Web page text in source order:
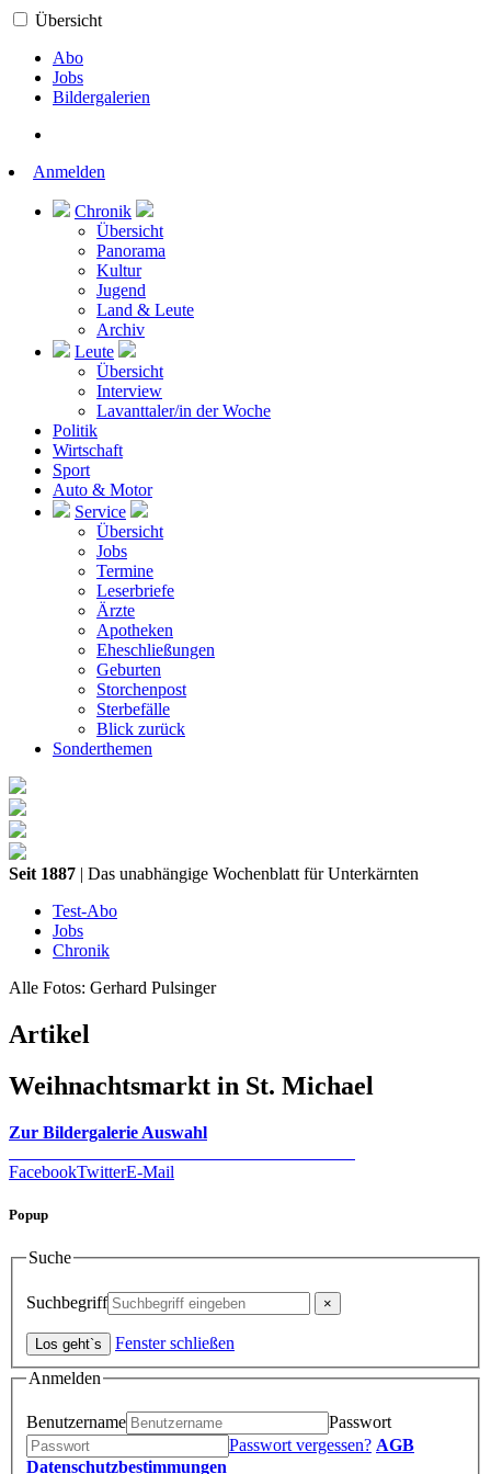
Übersicht
Abo
Jobs
Bildergalerien
Anmelden
Chronik
Übersicht
Panorama
Kultur
Jugend
Land & Leute
Archiv
Leute
Übersicht
Interview
Lavanttaler/in der Woche
Politik
Wirtschaft
Sport
Auto & Motor
Service
Übersicht
Jobs
Termine
Leserbriefe
Ärzte
Apotheken
Eheschließungen
Geburten
Storchenpost
Sterbefälle
Blick zurück
Sonderthemen
Seit 1887 | Das unabhängige Wochenblatt für Unterkärnten
Test-Abo
Jobs
Chronik
Alle Fotos: Gerhard Pulsinger
Artikel
Weihnachtsmarkt in St. Michael
Zur Bildergalerie Auswahl
FacebookTwitterE-Mail
Popup
Suche
Suchbegriff
Fenster schließen
Anmelden
Benutzername
Passwort
Passwort vergessen? AGB
Datenschutzbestimmungen